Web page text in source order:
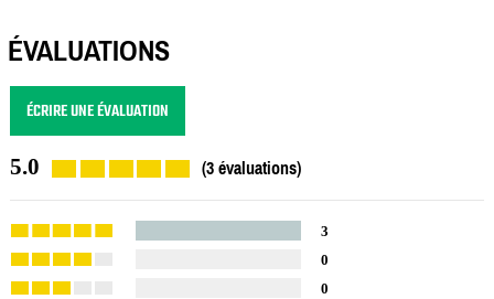
ÉVALUATIONS
ÉCRIRE UNE ÉVALUATION
5.0 (3 évaluations)
3
0
0